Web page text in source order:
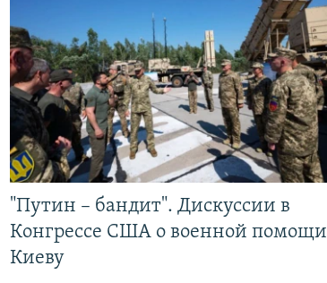
"Путин – бандит". Дискуссии в
Конгрессе США о военной помощи
Киеву